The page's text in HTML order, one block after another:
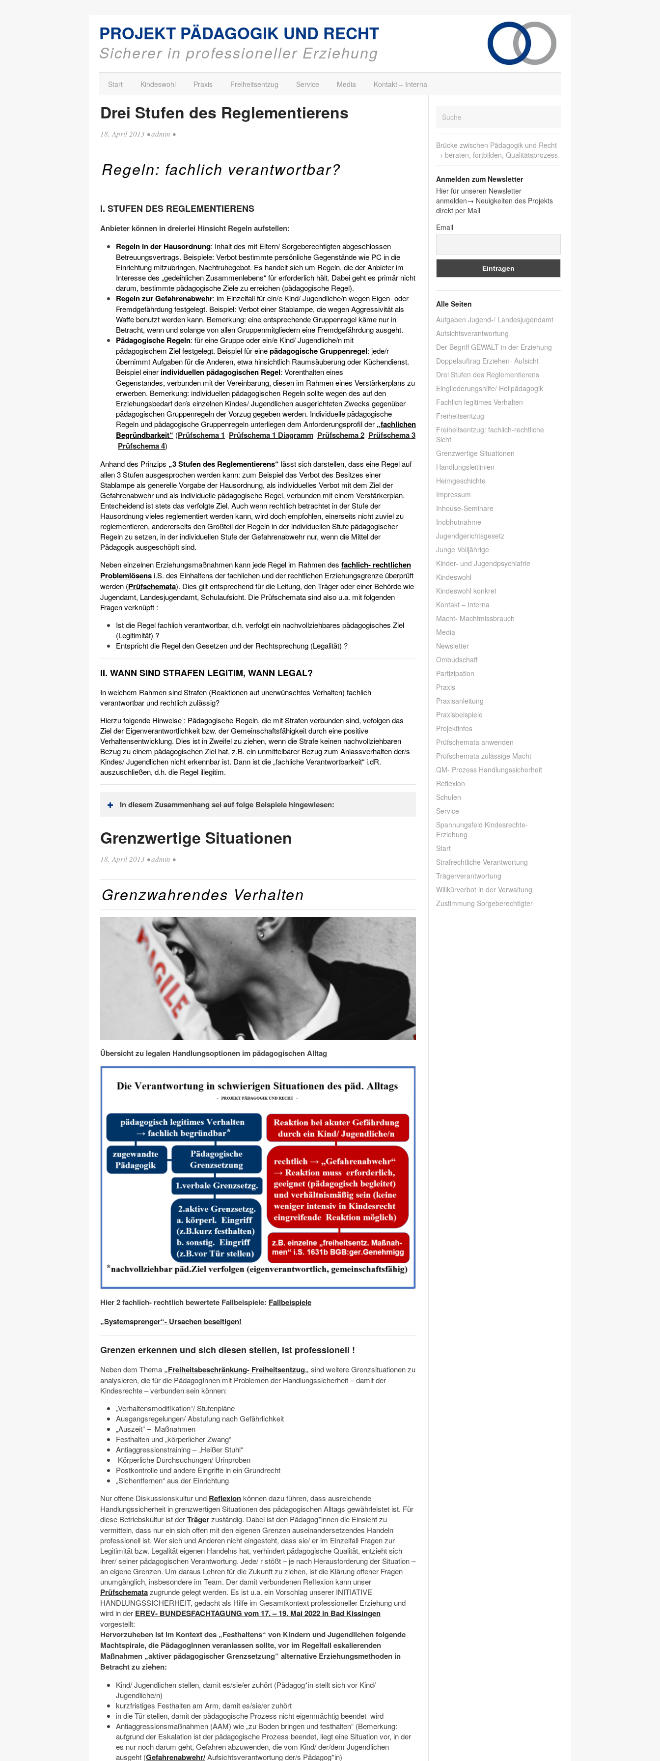
PROJEKT PÄDAGOGIK UND RECHT
Sicherer in professioneller Erziehung
Start Kindeswohl Praxis Freiheitsentzug Service Media Kontakt – Interna
Drei Stufen des Reglementierens
18. April 2013 •admin •
Regeln: fachlich verantwortbar?
I. STUFEN DES REGLEMENTIERENS
Anbieter können in dreierlei Hinsicht Regeln aufstellen:
Regeln in der Hausordnung: Inhalt des mit Eltern/ Sorgeberechtigten abgeschlossen
Betreuungsvertrags. Beispiele: Verbot bestimmte persönliche Gegenstände wie PC in die
Einrichtung mitzubringen, Nachtruhegebot. Es handelt sich um Regeln, die der Anbieter im
Interesse des „gedeihlichen Zusammenlebens“ für erforderlich hält. Dabei geht es primär nicht
darum, bestimmte pädagogische Ziele zu erreichen (pädagogische Regel).
Regeln zur Gefahrenabwehr: im Einzelfall für ein/e Kind/ Jugendliche/n wegen Eigen- oder
Fremdgefährdung festgelegt. Beispiel: Verbot einer Stablampe, die wegen Aggressivität als
Waffe benutzt werden kann. Bemerkung: eine entsprechende Gruppenregel käme nur in
Betracht, wenn und solange von allen Gruppenmitgliedern eine Fremdgefährdung ausgeht.
Pädagogische Regeln: für eine Gruppe oder ein/e Kind/ Jugendliche/n mit
pädagogischem Ziel festgelegt. Beispiel für einepädagogische Gruppenregel: jede/r
übernimmt Aufgaben für die Anderen, etwa hinsichtlich Raumsäuberung oder Küchendienst.
Beispiel einer individuellen pädagogischen Regel: Vorenthalten eines
Gegenstandes, verbunden mit der Vereinbarung, diesen im Rahmen eines Verstärkerplans zu
erwerben. Bemerkung: individuellen pädagogischen Regeln sollte wegen des auf den
Erziehungsbedarf der/s einzelnen Kindes/ Jugendlichen ausgerichteten Zwecks gegenüber
pädagogischen Gruppenregeln der Vorzug gegeben werden. Individuelle pädagogische
Regeln und pädagogische Gruppenregeln unterliegen dem Anforderungsprofil der „fachlichen
Begründbarkeit“ (Prüfschema 1 Prüfschema 1 Diagramm Prüfschema 2 Prüfschema 3
Prüfschema 4)
Anhand des Prinzips „3 Stufen des Reglementierens“ lässt sich darstellen, dass eine Regel auf
allen 3 Stufen ausgesprochen werden kann: zum Beispiel das Verbot des Besitzes einer
Stablampe als generelle Vorgabe der Hausordnung, als individuelles Verbot mit dem Ziel der
Gefahrenabwehr und als individuelle pädagogische Regel, verbunden mit einem Verstärkerplan.
Entscheidend ist stets das verfolgte Ziel. Auch wenn rechtlich betrachtet in der Stufe der
Hausordnung vieles reglementiert werden kann, wird doch empfohlen, einerseits nicht zuviel zu
reglementieren, andererseits den Großteil der Regeln in der individuellen Stufe pädagogischer
Regeln zu setzen, in der individuellen Stufe der Gefahrenabwehr nur, wenn die Mittel der
Pädagogik ausgeschöpft sind.
Neben einzelnen Erziehungsmaßnahmen kann jede Regel im Rahmendes fachlich- rechtlichen
Problemlösensi.S. des Einhaltens der fachlichen und der rechtlichen Erziehungsgrenze überprüft
werden (Prüfschemata). Dies gilt entsprechend für die Leitung, den Träger oder einer Behörde wie
Jugendamt, Landesjugendamt, Schulaufsicht. Die Prüfschemata sind also u.a. mit folgenden
Fragen verknüpft :
Ist die Regel fachlich verantwortbar, d.h. verfolgt ein nachvollziehbares pädagogisches Ziel
(Legitimität) ?
Entspricht die Regel den Gesetzen und der Rechtsprechung (Legalität) ?
II. WANN SIND STRAFEN LEGITIM, WANN LEGAL?
In welchem Rahmen sind Strafen (Reaktionen auf unerwünschtes Verhalten) fachlich
verantwortbar und rechtlich zulässig?
Hierzu folgende Hinweise : Pädagogische Regeln, die mit Strafen verbunden sind, vefolgen das
Ziel der Eigenverantwortlichkeit bzw. der Gemeinschaftsfähigkeit durch eine positive
Verhaltensentwicklung. Dies ist in Zweifel zu ziehen, wenn die Strafe keinen nachvollziehbaren
Bezug zu einem pädagogischen Ziel hat, z.B. ein unmittelbarer Bezug zum Anlassverhalten der/s
Kindes/ Jugendlichen nicht erkennbar ist. Dann ist die „fachliche Verantwortbarkeit“ i.dR.
auszuschließen, d.h. die Regel illegitim.
In diesem Zusammenhang sei auf folge Beispiele hingewiesen:
und rechtlich zulässige Macht.
Nicht verantwortbar/ rechtlich unzulässig sind z.B. Bloßstellen vor Anderen oder verbale
Erniedrigungen (entwürdigende Maßnahmen i.S. § 1631II BGB).
Grenzwertige Situationen
18. April 2013 •admin •
Grenzwahrendes Verhalten
Übersicht zu legalen Handlungsoptionen im pädagogischen Alltag
Hier 2 fachlich- rechtlich bewertete Fallbeispiele: Fallbeispiele
„Systemsprenger“- Ursachen beseitigen!
Grenzen erkennen und sich diesen stellen, ist professionell !
Neben dem Thema „Freiheitsbeschränkung- Freiheitsentzug„ sind weitere Grenzsituationen zu
analysieren, die für die PädagogInnen mit Problemen der Handlungssicherheit – damit der
Kindesrechte – verbunden sein können:
„Verhaltensmodifikation“/ Stufenpläne
Ausgangsregelungen/ Abstufung nach Gefährlichkeit
„Auszeit“ – Maßnahmen
Festhalten und „körperlicher Zwang“
Antiaggressionstraining – „Heißer Stuhl“
Körperliche Durchsuchungen/ Urinproben
Postkontrolle und andere Eingriffe in ein Grundrecht
„Sichentfernen“ aus der Einrichtung
Nur offene Diskussionskultur und Reflexionkönnen dazu führen, dass ausreichende
Handlungssicherheit in grenzwertigen Situationen des pädagogischen Alltags gewährleistet ist. Für
diese Betriebskultur ist derTrägerzuständig. Dabei ist den Pädagog*innen die Einsicht zu
vermitteln, dass nur ein sich offen mit den eigenen Grenzen auseinandersetzendes Handeln
professionell ist. Wer sich und Anderen nicht eingesteht, dass sie/ er im Einzelfall Fragen zur
Legitimität bzw. Legalität eigenen Handelns hat, verhindert pädagogische Qualität, entzieht sich
ihrer/ seiner pädagogischen Verantwortung. Jede/ r stößt – je nach Herausforderung der Situation –
an eigene Grenzen. Um daraus Lehren für die Zukunft zu ziehen, ist die Klärung offener Fragen
unumgänglich, insbesondere im Team. Der damit verbundenen Reflexion kann unser
Prüfschematazugrunde gelegt werden. Es ist u.a. ein Vorschlag unserer INITIATIVE
HANDLUNGSSICHERHEIT, gedacht als Hilfe im Gesamtkontext professioneller Erziehung und
wird in der EREV- BUNDESFACHTAGUNG vom 17. – 19. Mai 2022 in Bad Kissingen
vorgestellt:
Hervorzuheben ist im Kontext des „Festhaltens“ von Kindern und Jugendlichen folgende
Machtspirale, die PädagogInnen veranlassen sollte, vor im Regelfall eskalierenden
Maßnahmen „aktiver pädagogischer Grenzsetzung“ alternative Erziehungsmethoden in
Betracht zu ziehen:
Kind/ Jugendlichen stellen, damit es/sie/er zuhört (Pädagog*in stellt sich vor Kind/
Jugendliche/n)
kurzfristiges Festhalten am Arm, damit es/sie/er zuhört
in die Tür stellen, damit der pädagogische Prozess nicht eigenmächtig beendet wird
Antiaggressionsmaßnahmen (AAM) wie „zu Boden bringen und festhalten“ (Bemerkung:
aufgrund der Eskalation ist der pädagogische Prozess beendet, liegt eine Situation vor, in der
es nur noch darum geht, Gefahren abzuwenden, die vom Kind/ der/dem Jugendlichen
ausgeht (Gefahrenabwehr/Aufsichtsverantwortung der/s Pädagog*in)
Brücke zwischen Pädagogik und Recht
→ beraten, fortbilden, Qualitätsprozess
Anmelden zum Newsletter
Hier für unseren Newsletter
anmelden→ Neuigkeiten des Projekts
direkt per Mail
Email
Alle Seiten
Aufgaben Jugend-/ Landesjugendamt
Aufsichtsverantwortung
Der Begriff GEWALT in der Erziehung
Doppelauftrag Erziehen- Aufsicht
Drei Stufen des Reglementierens
Eingliederungshilfe/ Heilpädagogik
Fachlich legitimes Verhalten
Freiheitsentzug
Freiheitsentzug: fachlich-rechtliche
Sicht
Grenzwertige Situationen
Handlungsleitlinien
Heimgeschichte
Impressum
Inhouse-Seminare
Inobhutnahme
Jugendgerichtsgesetz
Junge Volljährige
Kinder- und Jugendpsychiatrie
Kindeswohl
Kindeswohl konkret
Kontakt – Interna
Macht- Machtmissbrauch
Media
Newsletter
Ombudschaft
Partizipation
Praxis
Praxisanleitung
Praxisbeispiele
Projektinfos
Prüfschemata anwenden
Prüfschemata zulässige Macht
QM- Prozess Handlungssicherheit
Reflexion
Schulen
Service
Spannungsfeld Kindesrechte-
Erziehung
Start
Strafrechtliche Verantwortung
Trägerverantwortung
Willkürverbot in der Verwaltung
Zustimmung Sorgeberechtigter